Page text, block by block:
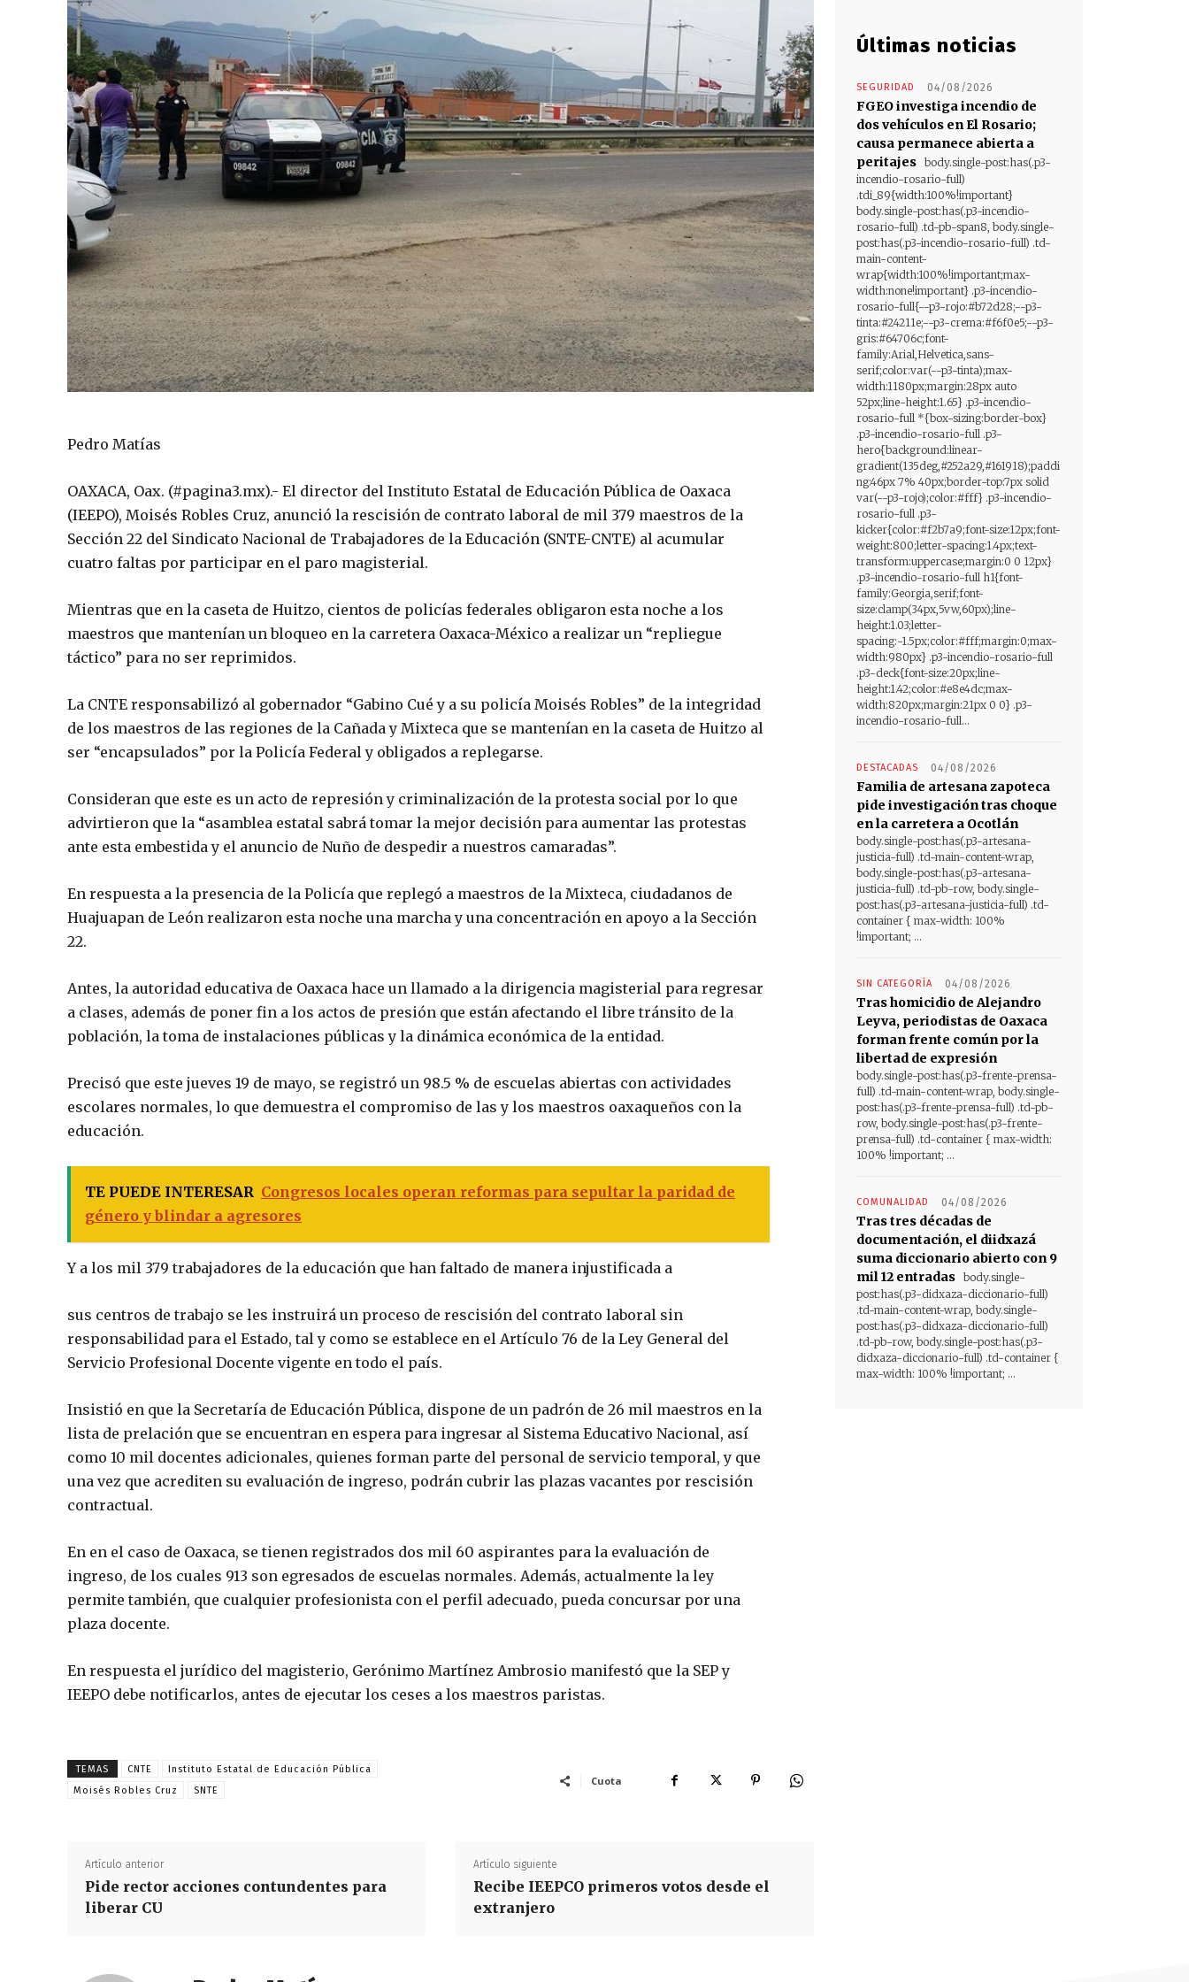
Pedro Matías
OAXACA, Oax. (#pagina3.mx).- El director del Instituto Estatal de Educación Pública de Oaxaca
(IEEPO), Moisés Robles Cruz, anunció la rescisión de contrato laboral de mil 379 maestros de la
Sección 22 del Sindicato Nacional de Trabajadores de la Educación (SNTE-CNTE) al acumular
cuatro faltas por participar en el paro magisterial.
Mientras que en la caseta de Huitzo, cientos de policías federales obligaron esta noche a los
maestros que mantenían un bloqueo en la carretera Oaxaca-México a realizar un “repliegue
táctico” para no ser reprimidos.
La CNTE responsabilizó al gobernador “Gabino Cué y a su policía Moisés Robles” de la integridad
de los maestros de las regiones de la Cañada y Mixteca que se mantenían en la caseta de Huitzo al
ser “encapsulados” por la Policía Federal y obligados a replegarse.
Consideran que este es un acto de represión y criminalización de la protesta social por lo que
advirtieron que la “asamblea estatal sabrá tomar la mejor decisión para aumentar las protestas
ante esta embestida y el anuncio de Nuño de despedir a nuestros camaradas”.
En respuesta a la presencia de la Policía que replegó a maestros de la Mixteca, ciudadanos de
Huajuapan de León realizaron esta noche una marcha y una concentración en apoyo a la Sección
22.
Antes, la autoridad educativa de Oaxaca hace un llamado a la dirigencia magisterial para regresar
a clases, además de poner fin a los actos de presión que están afectando el libre tránsito de la
población, la toma de instalaciones públicas y la dinámica económica de la entidad.
Precisó que este jueves 19 de mayo, se registró un 98.5 % de escuelas abiertas con actividades
escolares normales, lo que demuestra el compromiso de las y los maestros oaxaqueños con la
educación.
TE PUEDE INTERESAR Congresos locales operan reformas para sepultar la paridad de
género y blindar a agresores
Y a los mil 379 trabajadores de la educación que han faltado de manera injustificada a
sus centros de trabajo se les instruirá un proceso de rescisión del contrato laboral sin
responsabilidad para el Estado, tal y como se establece en el Artículo 76 de la Ley General del
Servicio Profesional Docente vigente en todo el país.
Insistió en que la Secretaría de Educación Pública, dispone de un padrón de 26 mil maestros en la
lista de prelación que se encuentran en espera para ingresar al Sistema Educativo Nacional, así
como 10 mil docentes adicionales, quienes forman parte del personal de servicio temporal, y que
una vez que acrediten su evaluación de ingreso, podrán cubrir las plazas vacantes por rescisión
contractual.
En en el caso de Oaxaca, se tienen registrados dos mil 60 aspirantes para la evaluación de
ingreso, de los cuales 913 son egresados de escuelas normales. Además, actualmente la ley
permite también, que cualquier profesionista con el perfil adecuado, pueda concursar por una
plaza docente.
En respuesta el jurídico del magisterio, Gerónimo Martínez Ambrosio manifestó que la SEP y
IEEPO debe notificarlos, antes de ejecutar los ceses a los maestros paristas.
TEMAS CNTE
Instituto Estatal de Educación Pública
Moisés Robles Cruz
SNTE
Cuota
Artículo anterior
Pide rector acciones contundentes para
liberar CU
Artículo siguiente
Recibe IEEPCO primeros votos desde el
extranjero
Últimas noticias
SEGURIDAD 04/08/2026
FGEO investiga incendio de
dos vehículos en El Rosario;
causa permanece abierta a
peritajes body.single-post:has(.p3-
incendio-rosario-full)
.tdi_89{width:100%!important}
body.single-post:has(.p3-incendio-
rosario-full) .td-pb-span8, body.single-
post:has(.p3-incendio-rosario-full) .td-
main-content-
wrap{width:100%!important;max-
width:none!important} .p3-incendio-
rosario-full{--p3-rojo:#b72d28;--p3-
tinta:#24211e;--p3-crema:#f6f0e5;--p3-
gris:#64706c;font-
family:Arial,Helvetica,sans-
serif;color:var(--p3-tinta);max-
width:1180px;margin:28px auto
52px;line-height:1.65} .p3-incendio-
rosario-full *{box-sizing:border-box}
.p3-incendio-rosario-full .p3-
hero{background:linear-
gradient(135deg,#252a29,#161918);paddi
ng:46px 7% 40px;border-top:7px solid
var(--p3-rojo);color:#fff} .p3-incendio-
rosario-full .p3-
kicker{color:#f2b7a9;font-size:12px;font-
weight:800;letter-spacing:1.4px;text-
transform:uppercase;margin:0 0 12px}
.p3-incendio-rosario-full h1{font-
family:Georgia,serif;font-
size:clamp(34px,5vw,60px);line-
height:1.03;letter-
spacing:-1.5px;color:#fff;margin:0;max-
width:980px} .p3-incendio-rosario-full
.p3-deck{font-size:20px;line-
height:1.42;color:#e8e4dc;max-
width:820px;margin:21px 0 0} .p3-
incendio-rosario-full...
DESTACADAS 04/08/2026
Familia de artesana zapoteca
pide investigación tras choque
en la carretera a Ocotlán
body.single-post:has(.p3-artesana-
justicia-full) .td-main-content-wrap,
body.single-post:has(.p3-artesana-
justicia-full) .td-pb-row, body.single-
post:has(.p3-artesana-justicia-full) .td-
container { max-width: 100%
!important; ...
SIN CATEGORÍA 04/08/2026
Tras homicidio de Alejandro
Leyva, periodistas de Oaxaca
forman frente común por la
libertad de expresión
body.single-post:has(.p3-frente-prensa-
full) .td-main-content-wrap, body.single-
post:has(.p3-frente-prensa-full) .td-pb-
row, body.single-post:has(.p3-frente-
prensa-full) .td-container { max-width:
100% !important; ...
COMUNALIDAD 04/08/2026
Tras tres décadas de
documentación, el diidxazá
suma diccionario abierto con 9
mil 12 entradas body.single-
post:has(.p3-didxaza-diccionario-full)
.td-main-content-wrap, body.single-
post:has(.p3-didxaza-diccionario-full)
.td-pb-row, body.single-post:has(.p3-
didxaza-diccionario-full) .td-container {
max-width: 100% !important; ...